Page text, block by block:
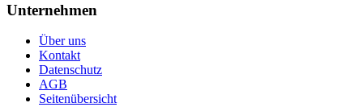
Unternehmen
Über uns
Kontakt
Datenschutz
AGB
Seitenübersicht